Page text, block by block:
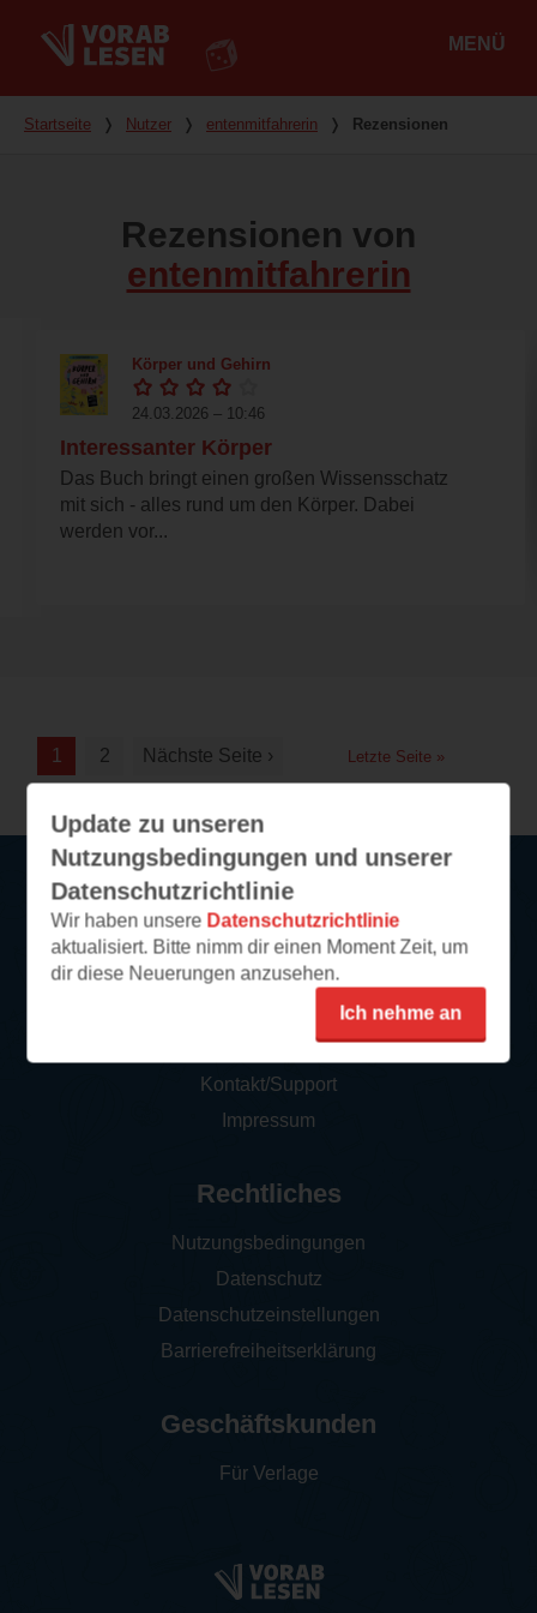
MENÜ
Du bist hier
Startseite ❭ Nutzer ❭ entenmitfahrerin ❭ Rezensionen
Rezensionen von
entenmitfahrerin
Körper und Gehirn
24.03.2026 – 10:46
Interessanter Körper
Das Buch bringt einen großen Wissensschatz
mit sich - alles rund um den Körper. Dabei
werden vor...
1 2 Nächste Seite › Letzte Seite »
Update zu unseren
Nutzungsbedingungen und unserer
Datenschutzrichtlinie
Wir haben unsere Datenschutzrichtlinie
aktualisiert. Bitte nimm dir einen Moment Zeit, um
dir diese Neuerungen anzusehen.
Ich nehme an
Service
So funktioniert‘s
Newsletter abonnieren
Kontakt/Support
Impressum
Rechtliches
Nutzungsbedingungen
Datenschutz
Datenschutzeinstellungen
Barrierefreiheitserklärung
Geschäftskunden
Für Verlage